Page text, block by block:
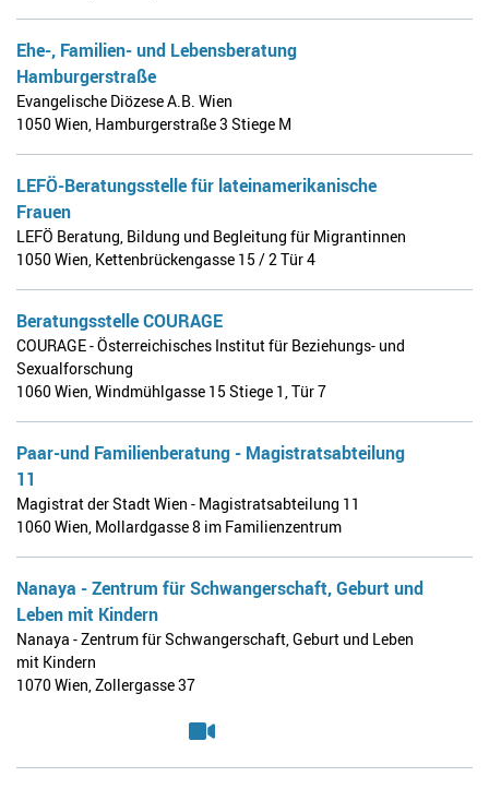
Ehe-, Familien- und Lebensberatung
Hamburgerstraße
Evangelische Diözese A.B. Wien
1050 Wien, Hamburgerstraße 3 Stiege M
LEFÖ-Beratungsstelle für lateinamerikanische
Frauen
LEFÖ Beratung, Bildung und Begleitung für Migrantinnen
1050 Wien, Kettenbrückengasse 15 / 2 Tür 4
Beratungsstelle COURAGE
COURAGE - Österreichisches Institut für Beziehungs- und
Sexualforschung
1060 Wien,Windmühlgasse 15 Stiege 1, Tür 7
Paar-und Familienberatung - Magistratsabteilung
11
Magistrat der Stadt Wien - Magistratsabteilung 11
1060 Wien, Mollardgasse 8 im Familienzentrum
Nanaya - Zentrum für Schwangerschaft, Geburt und
Leben mit Kindern
Nanaya - Zentrum für Schwangerschaft, Geburt und Leben
mit Kindern
1070 Wien,Zollergasse 37